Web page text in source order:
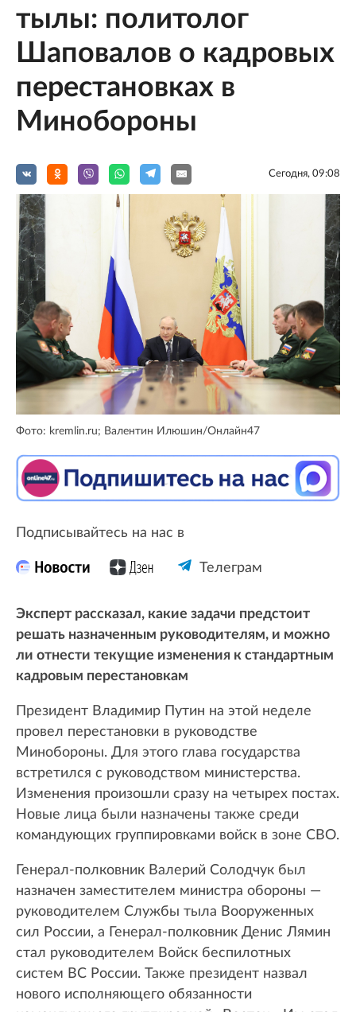
тылы: политолог
Шаповалов о кадровых
перестановках в
Минобороны
Сегодня, 09:08
Фото: kremlin.ru; Валентин Илюшин/Онлайн47
Подписывайтесь на нас в
Телеграм
Эксперт рассказал, какие задачи предстоит
решать назначенным руководителям, и можно
ли отнести текущие изменения к стандартным
кадровым перестановкам
Президент Владимир Путин на этой неделе
провел перестановки в руководстве
Минобороны. Для этого глава государства
встретился с руководством министерства.
Изменения произошли сразу на четырех постах.
Новые лица были назначены также среди
командующих группировками войск в зоне СВО.
Генерал-полковник Валерий Солодчук был
назначен заместителем министра обороны —
руководителем Службы тыла Вооруженных
сил России, а Генерал-полковник Денис Лямин
стал руководителем Войск беспилотных
систем ВС России. Также президент назвал
нового исполняющего обязанности